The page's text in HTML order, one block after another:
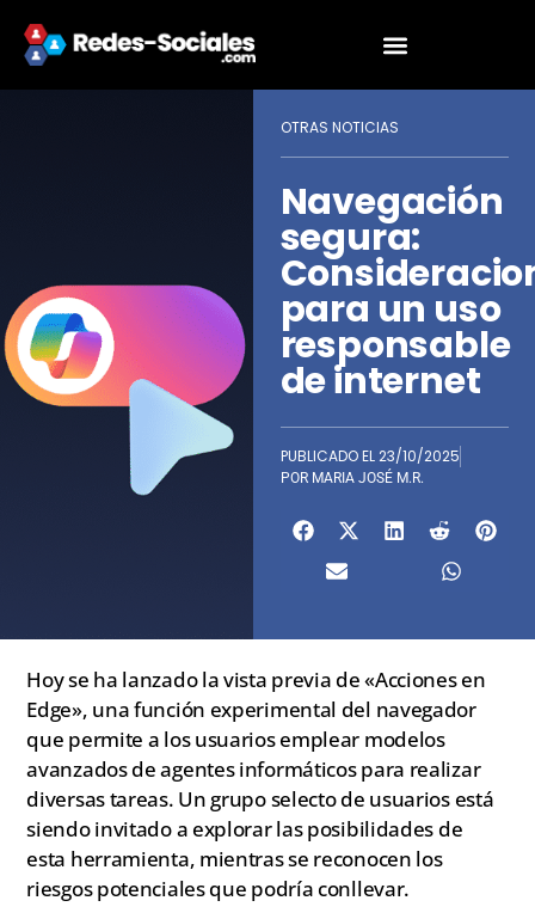
OTRAS NOTICIAS
Navegación
segura:
para un uso
responsable
de internet
PUBLICADO EL23/10/2025
POR MARIA JOSÉ M.R.
Hoy se ha lanzado la vista previa de «Acciones en
Edge», una función experimental del navegador
que permite a los usuarios emplear modelos
avanzados de agentes informáticos para realizar
diversas tareas. Un grupo selecto de usuarios está
siendo invitado a explorar las posibilidades de
esta herramienta, mientras se reconocen los
riesgos potenciales que podría conllevar.